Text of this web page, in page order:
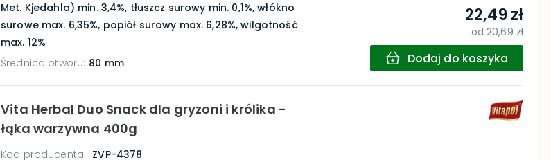
Met. Kjedahla) min. 3,4%, tłuszcz surowy min. 0,1%, włókno
surowe max. 6,35%, popiół surowy max. 6,28%, wilgotność
max. 12%
Średnica otworu: 80 mm
22,49 zł
od20,69 zł
Dodaj do koszyka
Vita Herbal Duo Snack dla gryzoni i królika -
łąka warzywna 400g
Kod producenta: ZVP-4378